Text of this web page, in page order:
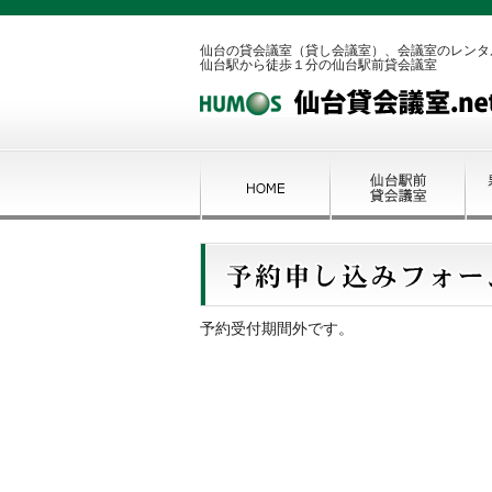
仙台の貸会議室（貸し会議室）、会議室のレン
仙台駅から徒歩１分の仙台駅前貸会議室
予約受付期間外です。